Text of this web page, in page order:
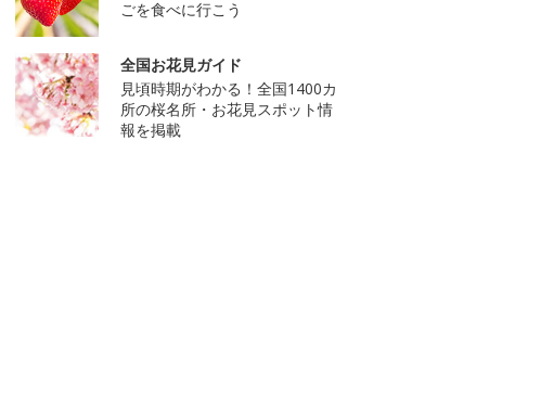
ごを食べに行こう
全国お花見ガイド
見頃時期がわかる！全国1400カ
所の桜名所・お花見スポット情
報を掲載